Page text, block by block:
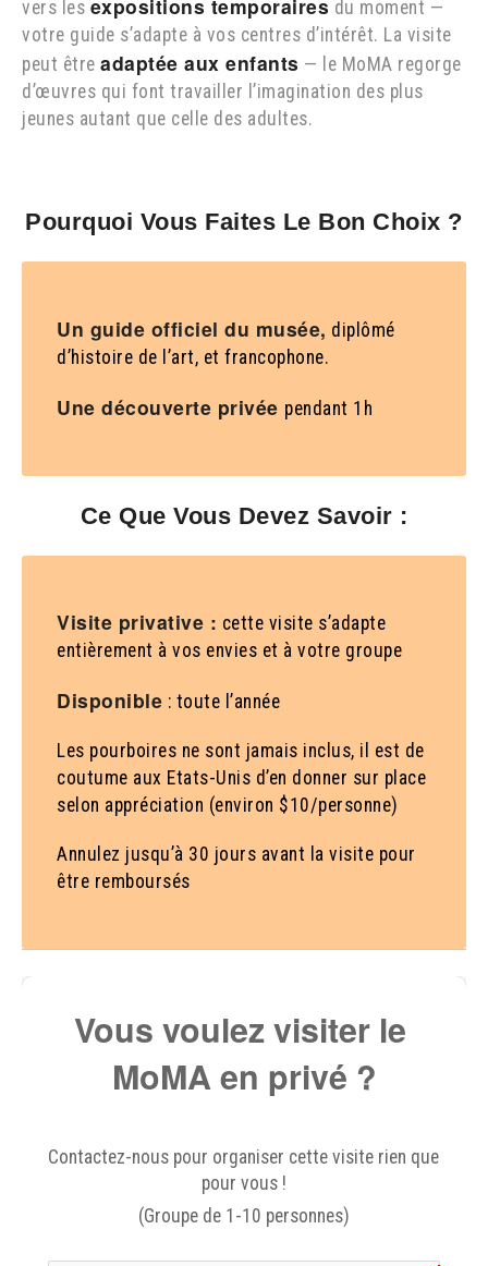
vers les expositions temporaires du moment —
votre guide s’adapte à vos centres d’intérêt. La visite
peut être adaptée aux enfants — le MoMA regorge
d’œuvres qui font travailler l’imagination des plus
jeunes autant que celle des adultes.
Pourquoi Vous Faites Le Bon Choix ?
Un guide officiel du musée, diplômé
d’histoire de l’art, et francophone.
Une découverte privée pendant 1h
Ce Que Vous Devez Savoir :
Visite privative : cette visite s’adapte
entièrement à vos envies et à votre groupe
Disponible : toute l’année
Les pourboires ne sont jamais inclus, il est de
coutume aux Etats-Unis d’en donner sur place
selon appréciation (environ $10/personne)
Annulez jusqu’à 30 jours avant la visite pour
être remboursés
Vous voulez visiter le
MoMA en privé ?
Contactez-nous pour organiser cette visite rien que
pour vous !
(Groupe de 1-10 personnes)